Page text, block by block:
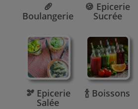
🥖
Boulangerie
🍪 Epicerie
Sucrée
🫘 Epicerie
Salée
🍾 Boissons